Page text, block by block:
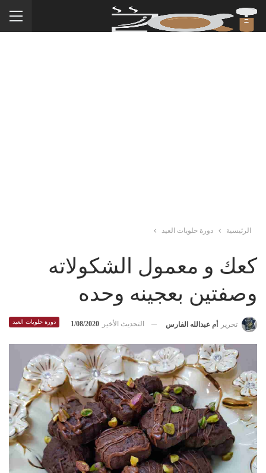
الرئيسية دورة حلويات العيد
كعك و معمول الشكولاته
وصفتين بعجينه وحده
دورة حلويات العيد تحرير أم عبدالله الفارس التحديث الأخير 1/08/2020